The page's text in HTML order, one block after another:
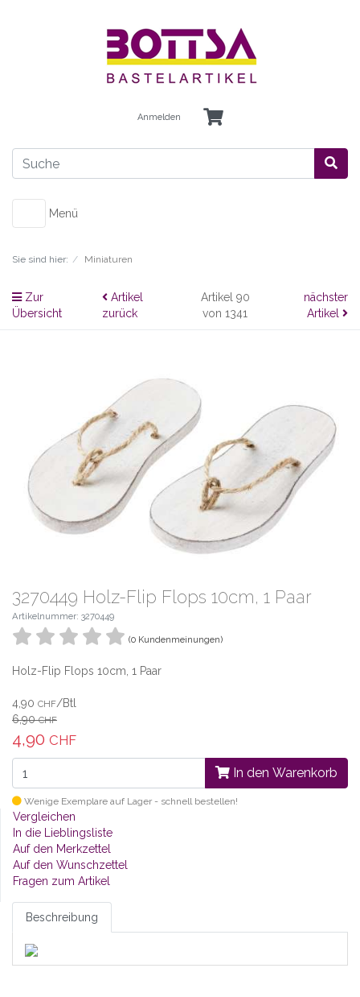
Anmelden
Menü
Sie sind hier: Miniaturen
Zur
Übersicht
Artikel
zurück
Artikel 90
von 1341
nächster
Artikel
3270449 Holz-Flip Flops 10cm, 1 Paar
Artikelnummer: 3270449
(0 Kundenmeinungen)
Holz-Flip Flops 10cm, 1 Paar
4,90 CHF/Btl
6,90CHF
4,90 CHF
In den Warenkorb
Wenige Exemplare auf Lager - schnell bestellen!
Vergleichen
In die Lieblingsliste
Auf den Merkzettel
Auf den Wunschzettel
Fragen zum Artikel
Beschreibung